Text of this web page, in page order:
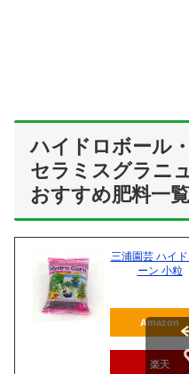
ハイドロボール
セラミスグラニ
おすすめ肥料一覧
三浦園芸 ハイド
ーン 小粒
Amazon
楽天